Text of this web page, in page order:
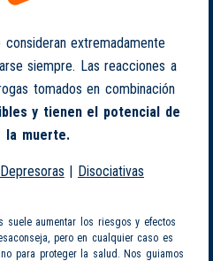
extremadamente
siempre. Las reacciones a
tomados en combinación
y tienen el potencial de
la muerte.
Depresoras | Disociativas
suele aumentar los riesgos y efectos
pero en cualquier caso es
para proteger la salud. Nos guiamos